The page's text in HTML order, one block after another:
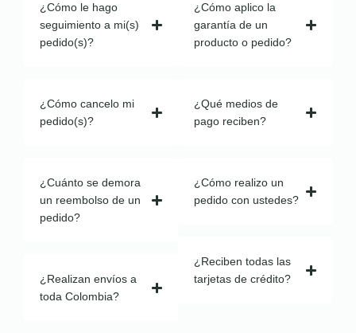
¿Cómo le hago
seguimiento a mi(s)
pedido(s)?
¿Cómo cancelo mi
pedido(s)?
¿Cuánto se demora
un reembolso de un
pedido?
¿Realizan envíos a
toda Colombia?
¿Cómo aplico la
garantía de un
producto o pedido?
¿Qué medios de
pago reciben?
¿Cómo realizo un
pedido con ustedes?
¿Reciben todas las
tarjetas de crédito?